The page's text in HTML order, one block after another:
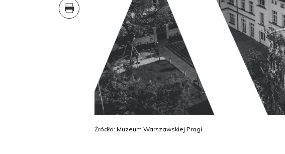
Źródło: Muzeum Warszawskiej Pragi